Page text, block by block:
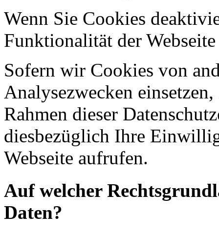
Wenn Sie Cookies
Funktionalität der
Sofern wir Cookies von
Analysezwecken
Rahmen dieser
diesbezüglich Ihre
Webseite aufrufen.
Auf welcher
Daten?